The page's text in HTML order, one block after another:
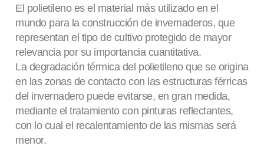
El polietileno es el material más utilizado en el
mundo para la construcción de invernaderos, que
representan el tipo de cultivo protegido de mayor
relevancia por su importancia cuantitativa.
La degradación térmica del polietileno que se origina
en las zonas de contacto con las estructuras férricas
del invernadero puede evitarse, en gran medida,
mediante el tratamiento con pinturas reflectantes,
con lo cual el recalentamiento de las mismas será
menor.